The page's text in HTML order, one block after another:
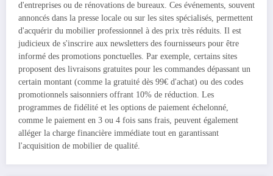
d'entreprises ou de rénovations de bureaux. Ces événements, souvent
annoncés dans la presse locale ou sur les sites spécialisés, permettent
d'acquérir du mobilier professionnel à des prix très réduits. Il est
judicieux de s'inscrire aux newsletters des fournisseurs pour être
informé des promotions ponctuelles. Par exemple, certains sites
proposent des livraisons gratuites pour les commandes dépassant un
certain montant (comme la gratuité dès 99€ d'achat) ou des codes
promotionnels saisonniers offrant 10% de réduction. Les
programmes de fidélité et les options de paiement échelonné,
comme le paiement en 3 ou 4 fois sans frais, peuvent également
alléger la charge financière immédiate tout en garantissant
l'acquisition de mobilier de qualité.